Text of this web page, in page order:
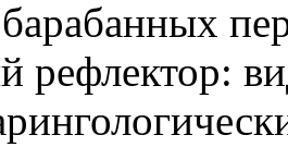
рефлектор: